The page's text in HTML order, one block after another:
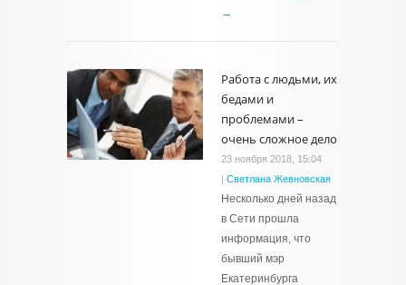
→
Работа с людьми, их
бедами и
проблемами –
очень сложное дело
23 ноября 2018, 15:04
| Светлана Жевновская
Несколько дней назад
в Сети прошла
информация, что
бывший мэр
Екатеринбурга